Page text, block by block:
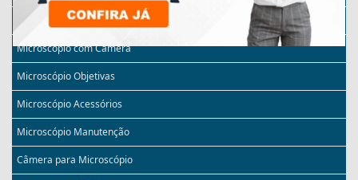
Microscópio Invertido
Microscópio com Câmera
Microscópio Objetivas
Microscópio Acessórios
Microscópio Manutenção
Câmera para Microscópio